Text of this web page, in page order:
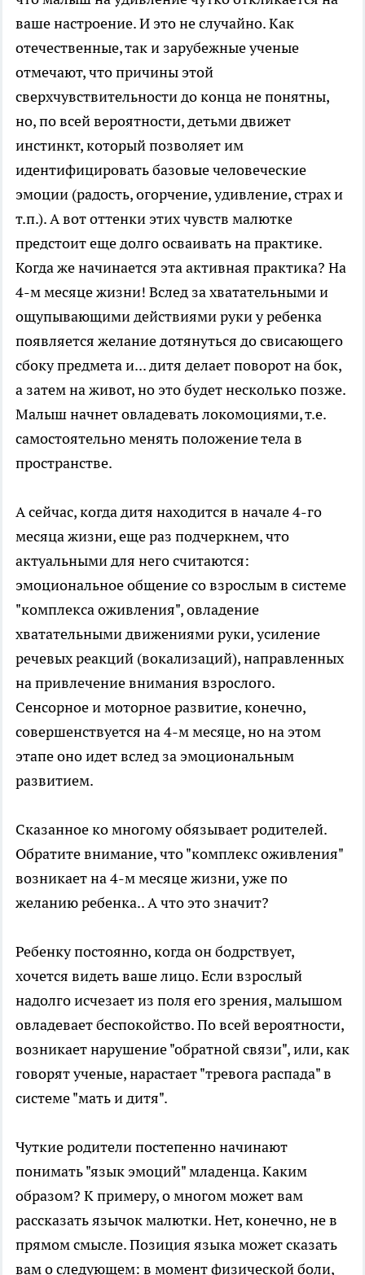
ваше настроение. И это не случайно. Как
отечественные, так и зарубежные ученые
отмечают, что причины этой
сверхчувствительности до конца не понятны,
но, по всей вероятности, детьми движет
инстинкт, который позволяет им
идентифицировать базовые человеческие
эмоции (радость, огорчение, удивление, страх и
т.п.). А вот оттенки этих чувств малютке
предстоит еще долго осваивать на практике.
Когда же начинается эта активная практика? На
4-м месяце жизни! Вслед за хватательными и
ощупывающими действиями руки у ребенка
появляется желание дотянуться до свисающего
сбоку предмета и... дитя делает поворот на бок,
а затем на живот, но это будет несколько позже.
Малыш начнет овладевать локомоциями, т.е.
самостоятельно менять положение тела в
пространстве.
А сейчас, когда дитя находится в начале 4-гo
месяца жизни, еще раз подчеркнем, что
актуальными для него считаются:
эмоциональное общение со взрослым в системе
"комплекса оживления", овладение
хватательными движениями руки, усиление
речевых реакций (вокализаций), направленных
на привлечение внимания взрослого.
Сенсорное и моторное развитие, конечно,
совершенствуется на 4-м месяце, но на этом
этапе оно идет вслед за эмоциональным
развитием.
Сказанное ко многому обязывает родителей.
Обратите внимание, что "комплекс оживления"
возникает на 4-м месяце жизни, уже по
желанию ребенка.. А что это значит?
Ребенку постоянно, когда он бодрствует,
хочется видеть ваше лицо. Если взрослый
надолго исчезает из поля его зрения, малышом
овладевает беспокойство. По всей вероятности,
возникает нарушение "обратной связи", или, как
говорят ученые, нарастает "тревога распада" в
системе "мать и дитя".
Чуткие родители постепенно начинают
понимать "язык эмоций" младенца. Каким
образом? К примеру, о многом может вам
рассказать язычок малютки. Нет, конечно, не в
прямом смысле. Позиция языка может сказать
вам о следующем: в момент физической боли,